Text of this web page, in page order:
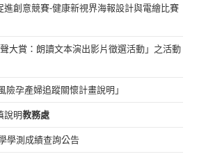
進創意競賽-健康新視界海報設計與電繪比賽
大賞：朗讀文本演出影片徵選活動」之活動
孕產婦追蹤關懷計畫說明」
說明教務處
學測成績查詢公告